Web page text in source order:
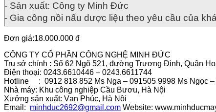
- Sản xuất: Công ty Minh Đức
- Gia công nồi nấu dược liệu theo yêu cầu của
Đơn giá:18.000.000 đ
CÔNG TY CỔ PHẦN CÔNG NGHỆ MINH ĐỨC
Trụ sở chính : Số 62 Ngõ 521, đường Trương Định, Quận
Điện thoại: 0243.6610446 – 0243.6611744
Hotline : 0912 818 852 Ms Nga – 091505 9998 Ms Ngọc
Nhà máy: Khu công nghiệp Cầu Bươu, Hà Nội
Xưởng sản xuất: Vạn Phúc, Hà Nội
Email: minhduc2692@gmail.com Website: